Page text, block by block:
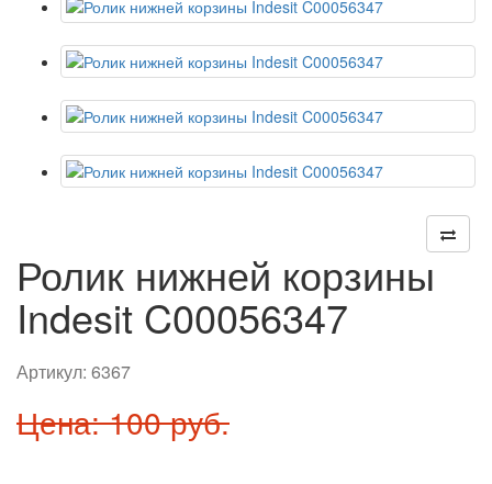
Ролик нижней корзины
Indesit C00056347
Артикул: 6367
Цена: 100 руб.